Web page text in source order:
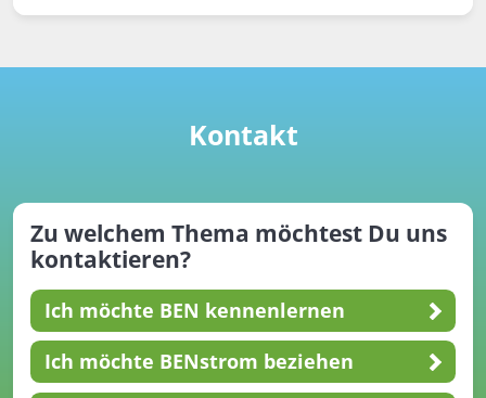
Kontakt
Zu welchem Thema möchtest Du uns
kontaktieren?
Ich möchte BEN kennenlernen
Ich möchte BENstrom beziehen